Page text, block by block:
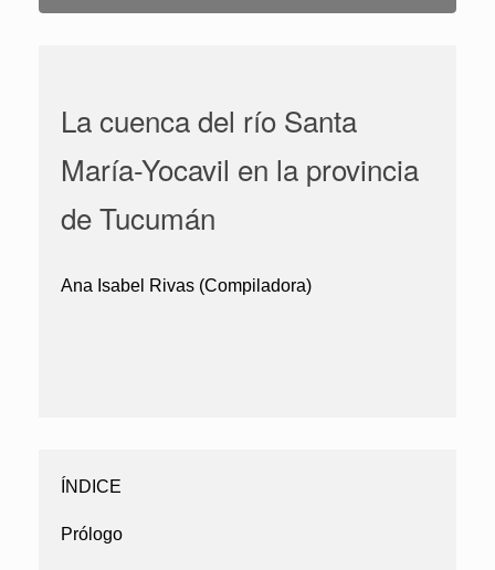
La cuenca del río Santa
María-Yocavil en la provincia
de Tucumán
Ana Isabel Rivas (Compiladora)
ÍNDICE
Prólogo